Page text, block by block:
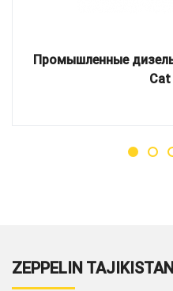
Промышленные
Cat
ZEPPELIN TAJIKISTAN